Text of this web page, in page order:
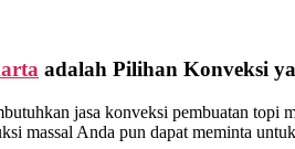
adalah Pilihan Konveksi
jasa konveksi pembuatan topi
massal Anda pun dapat meminta